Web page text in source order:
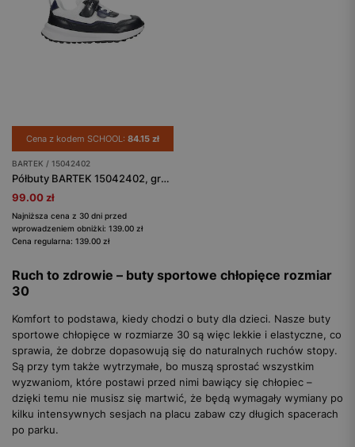
Cena z kodem SCHOOL: 84.15 zł
BARTEK / 15042402
Półbuty BARTEK 15042402, granatowo-biały
99.00 zł
Najniższa cena z 30 dni przed
wprowadzeniem obniżki: 139.00 zł
Cena regularna: 139.00 zł
Ruch to zdrowie – buty sportowe chłopięce rozmiar
30
Komfort to podstawa, kiedy chodzi o buty dla dzieci. Nasze buty
sportowe chłopięce w rozmiarze 30 są więc lekkie i elastyczne, co
sprawia, że dobrze dopasowują się do naturalnych ruchów stopy.
Są przy tym także wytrzymałe, bo muszą sprostać wszystkim
wyzwaniom, które postawi przed nimi bawiący się chłopiec –
dzięki temu nie musisz się martwić, że będą wymagały wymiany po
kilku intensywnych sesjach na placu zabaw czy długich spacerach
po parku.